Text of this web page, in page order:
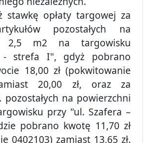
stawkę opłaty targowej za
pozostałych na
2,5 m2 na targowisku
- strefa I", gdyż pobrano
18,00 zł (pokwitowanie
20,00 zł, oraz za
pozostałych na powierzchni
przy "ul. Szafera –
pobrano kwotę 11,70 zł
0402103) zamiast 13,65 zł.